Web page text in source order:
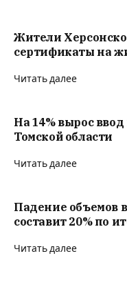
Жители
сертификаты на
Читать далее
На 14% вырос
Томской области
Читать далее
Падение объемов
составит 20% по
Читать далее